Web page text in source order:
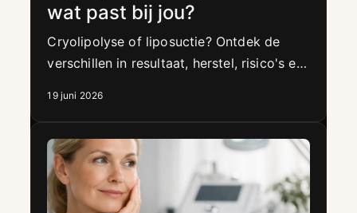
wat past bij jou?
Cryolipolyse of liposuctie? Ontdek de
verschillen in resultaat, herstel, risico's en
maakt.
19 juni 2026